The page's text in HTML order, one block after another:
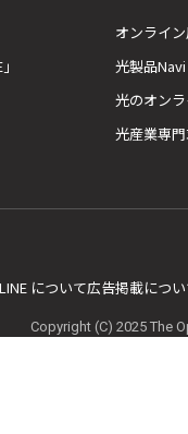
オンライ
光製品Navi
光のオン
光産業専
について広告掲載につ
Copyright (C) 2025 The